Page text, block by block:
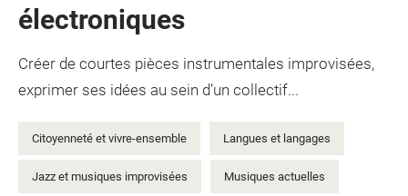
électroniques
Créer de courtes pièces instrumentales improvisées,
exprimer ses idées au sein d’un collectif...
Citoyenneté et vivre-ensemble Langues et langages
Jazz et musiques improvisées Musiques actuelles